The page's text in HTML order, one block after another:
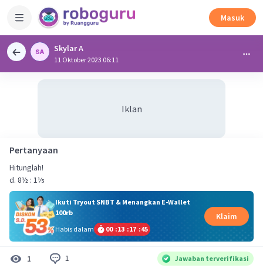
Masuk
Skylar A
11 Oktober 2023 06:11
Iklan
Pertanyaan
Hitunglah!
d. 8½ : 1⅕
Ikuti Tryout SNBT & Menangkan E-Wallet
100rb
Habis dalam
00 :13 :17 :45
Klaim
1 1 Jawaban terverifikasi